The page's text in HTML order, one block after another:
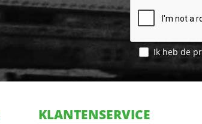
Ik heb de
KLANTENSERVICE